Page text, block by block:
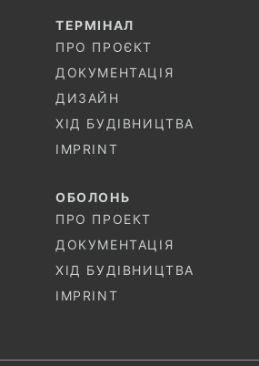
ТЕРМIНАЛ
ПРО ПРОЄКТ
ДОКУМЕНТАЦІЯ
ДИЗАЙН
ХІД БУДІВНИЦТВА
IMPRINT
ОБОЛОНЬ
ПРО ПРОЕКТ
ДОКУМЕНТАЦІЯ
ХІД БУДІВНИЦТВА
IMPRINT